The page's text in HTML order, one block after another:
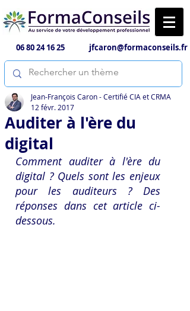
06 80 24 16 25 jfcaron@formaconseils.fr
Auditer à l'ère du
digital
Jean-François Caron - Certifié CIA et CRMA
12 févr. 2017
Comment auditer à l'ère du
digital ? Quels sont les enjeux
pour les auditeurs ? Des
réponses dans cet article ci-
dessous.